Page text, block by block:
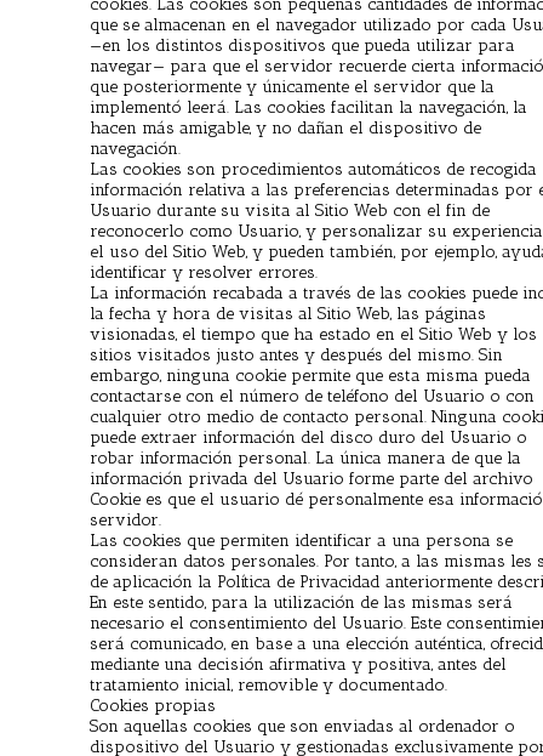
cookies. Las cookies son pequeñas cantidades de
que se almacenan en el navegador utilizado por cada
—en los distintos dispositivos que pueda utilizar para
navegar— para que el servidor recuerde cierta
que posteriormente y únicamente el servidor que la
implementó leerá. Las cookies facilitan la navegación, la
hacen más amigable, y no dañan el dispositivo de
navegación.
Las cookies son procedimientos automáticos de recogida
información relativa a las preferencias determinadas por
Usuario durante su visita al Sitio Web con el fin de
reconocerlo como Usuario, y personalizar su
el uso del Sitio Web, y pueden también, por ejemplo,
identificar y resolver errores.
La información recabada a través de las cookies puede
la fecha y hora de visitas al Sitio Web, las páginas
visionadas, el tiempo que ha estado en el Sitio Web y los
sitios visitados justo antes y después del mismo. Sin
embargo, ninguna cookie permite que esta misma pueda
contactarse con el número de teléfono del Usuario o con
cualquier otro medio de contacto personal. Ninguna
puede extraer información del disco duro del Usuario o
robar información personal. La única manera de que la
información privada del Usuario forme parte del archivo
Cookie es que el usuario dé personalmente esa
servidor.
Las cookies que permiten identificar a una persona se
consideran datos personales. Por tanto, a las mismas les
de aplicación la Política de Privacidad anteriormente
En este sentido, para la utilización de las mismas será
necesario el consentimiento del Usuario. Este
será comunicado, en base a una elección auténtica,
mediante una decisión afirmativa y positiva, antes del
tratamiento inicial, removible y documentado.
Cookies propias
Son aquellas cookies que son enviadas al ordenador o
dispositivo del Usuario y gestionadas exclusivamente